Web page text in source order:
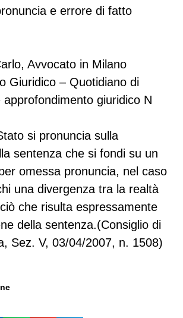
e errore di fatto
Avvocato in Milano
Giuridico – Quotidiano di
giuridico N
si pronuncia sulla
sentenza che si fondi su un
omessa pronuncia, nel caso
una divergenza tra la realtà
che risulta espressamente
della sentenza.(Consiglio di
Sez. V, 03/04/2007, n. 1508)